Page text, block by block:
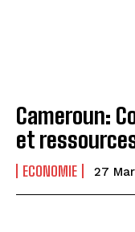
Cameroun:
et
ECONOMIE 27